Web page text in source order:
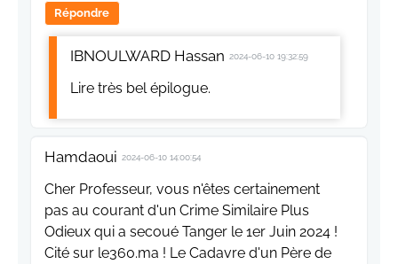
Répondre
IBNOULWARD Hassan 2024-06-10 19:32:59
Lire très bel épilogue.
Hamdaoui 2024-06-10 14:00:54
Cher Professeur, vous n'êtes certainement
pas au courant d'un Crime Similaire Plus
Odieux qui a secoué Tanger le 1er Juin 2024 !
Cité sur le360.ma ! Le Cadavre d'un Père de